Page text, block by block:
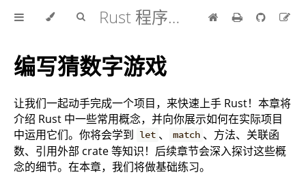
Rust 程序设计语言 中文版
编写猜数字游戏
让我们一起动手完成一个项目，来快速上手 Rust！本章将
介绍 Rust 中一些常用概念，并向你展示如何在实际项目
中运用它们。你将会学到 let 、 match 、方法、关联函
数、引用外部 crate 等知识！后续章节会深入探讨这些概
念的细节。在本章，我们将做基础练习。